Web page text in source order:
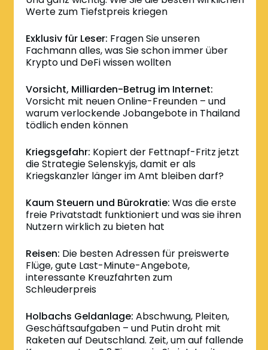
Werte zum Tiefstpreis kriegen
Exklusiv für Leser: Fragen Sie unseren
Fachmann alles, was Sie schon immer über
Krypto und DeFi wissen wollten
Vorsicht, Milliarden-Betrug im Internet:
Vorsicht mit neuen Online-Freunden – und
warum verlockende Jobangebote in Thailand
tödlich enden können
Kriegsgefahr: Kopiert der Fettnapf-Fritz jetzt
die Strategie Selenskyjs, damit er als
Kriegskanzler länger im Amt bleiben darf?
Kaum Steuern und Bürokratie: Was die erste
freie Privatstadt funktioniert und was sie ihren
Nutzern wirklich zu bieten hat
Reisen: Die besten Adressen für preiswerte
Flüge, gute Last-Minute-Angebote,
interessante Kreuzfahrten zum
Schleuderpreis
Holbachs Geldanlage: Abschwung, Pleiten,
Geschäftsaufgaben – und Putin droht mit
Raketen auf Deutschland. Zeit, um auf fallende